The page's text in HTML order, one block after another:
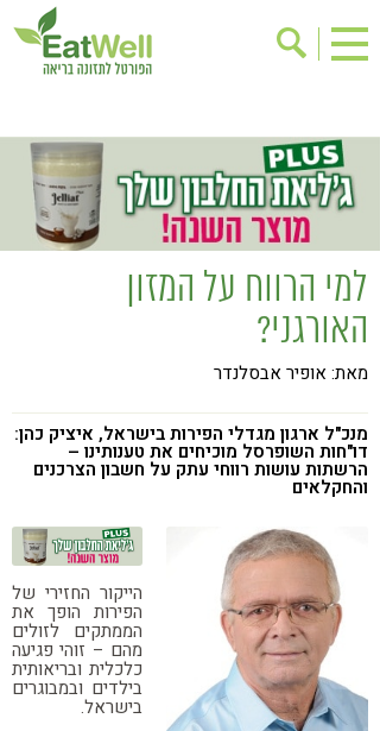
בישול בריא
אינדקס עסקים
ריפוי ומניעת מחלות
בריאות האישה
תוספי תזונה
מתכוני בריאות
אירועים
שינוי תזונתי
גישות בתזונה
ניקוי רעלים
ילדים
תזונה וספורט
הפרעות קשב & ריכוז
אכילה רגשית
קורונה
טבעונות
למי הרווח על המזון
האורגני?
מאת: אופיר אבסלנדר
מנכ"ל ארגון מגדלי הפירות בישראל, איציק כהן:
דו"חות השופרסל מוכיחים את טענותינו –
הרשתות עושות רווחי עתק על חשבון הצרכנים
והחקלאים
הייקור החזירי של
הפירות הופך את
הממתקים לזולים
מהם – זוהי פגיעה
כלכלית ובריאותית
בילדים ובמבוגרים
בישראל.